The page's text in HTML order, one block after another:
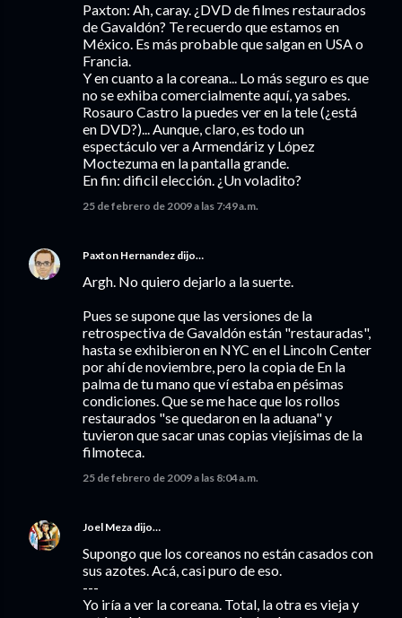
Paxton: Ah, caray. ¿DVD de filmes restaurados
de Gavaldón? Te recuerdo que estamos en
México. Es más probable que salgan en USA o
Francia.
Y en cuanto a la coreana... Lo más seguro es que
no se exhiba comercialmente aquí, ya sabes.
Rosauro Castro la puedes ver en la tele (¿está
en DVD?)... Aunque, claro, es todo un
espectáculo ver a Armendáriz y López
Moctezuma en la pantalla grande.
En fin: dificil elección. ¿Un voladito?
25 de febrero de 2009 a las 7:49 a.m.
Paxton Hernandez dijo…
Argh. No quiero dejarlo a la suerte.
Pues se supone que las versiones de la
retrospectiva de Gavaldón están "restauradas",
hasta se exhibieron en NYC en el Lincoln Center
por ahí de noviembre, pero la copia de En la
palma de tu mano que ví estaba en pésimas
condiciones. Que se me hace que los rollos
restaurados "se quedaron en la aduana" y
tuvieron que sacar unas copias viejísimas de la
filmoteca.
25 de febrero de 2009 a las 8:04 a.m.
Joel Meza dijo…
Supongo que los coreanos no están casados con
sus azotes. Acá, casi puro de eso.
---
Yo iría a ver la coreana. Total, la otra es vieja y